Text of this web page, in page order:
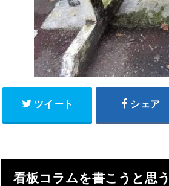
ツイート シェア
看板コラムを書こうと思う